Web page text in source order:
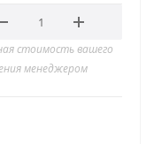
стоимость вашего
менеджером